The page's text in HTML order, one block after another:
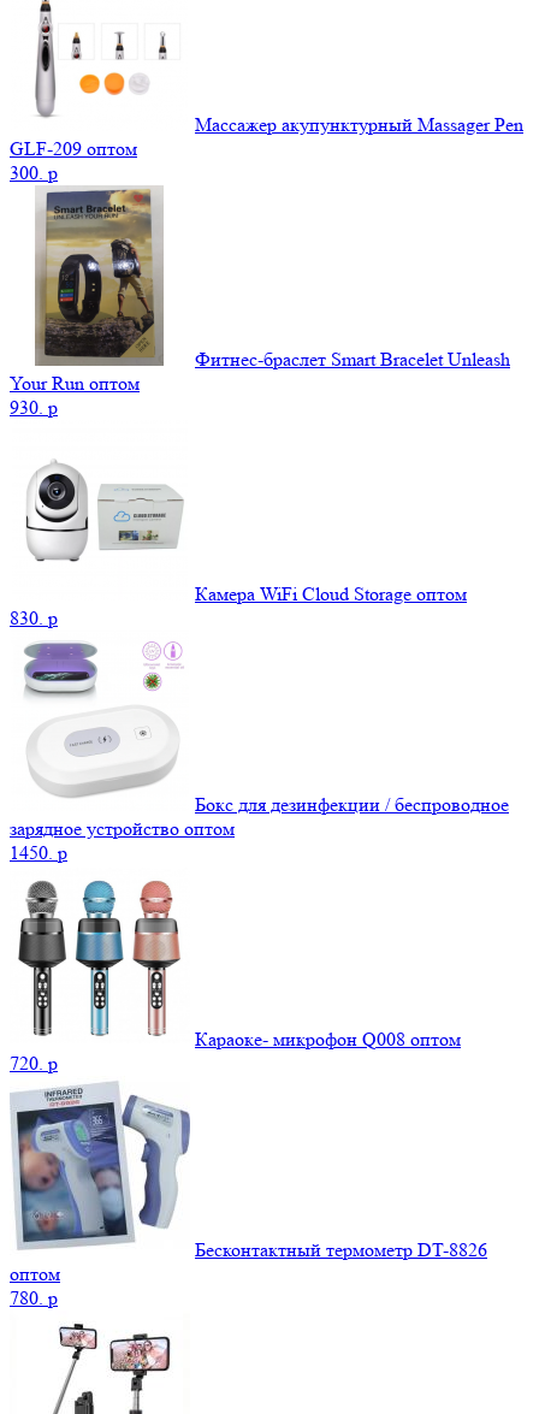
Массажер акупунктурный Massager Pen
GLF-209 оптом
300. p
Фитнес-браслет Smart Bracelet Unleash
Your Run оптом
930. p
Камера WiFi Cloud Storage оптом
830. p
Бокс для дезинфекции / беспроводное
зарядное устройство оптом
1450. p
Караоке- микрофон Q008 оптом
720. p
Бесконтактный термометр DT-8826
оптом
780. p